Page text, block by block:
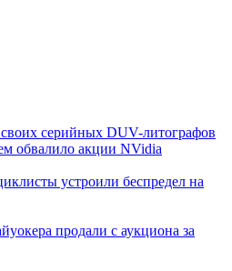
серийных DUV-литографов
обвалило акции NVidia
устроили беспредел на
продали с аукциона за